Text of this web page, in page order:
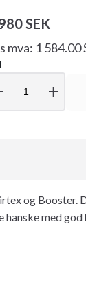
SEK
mva: 1 584.00
add
og Booster.
med